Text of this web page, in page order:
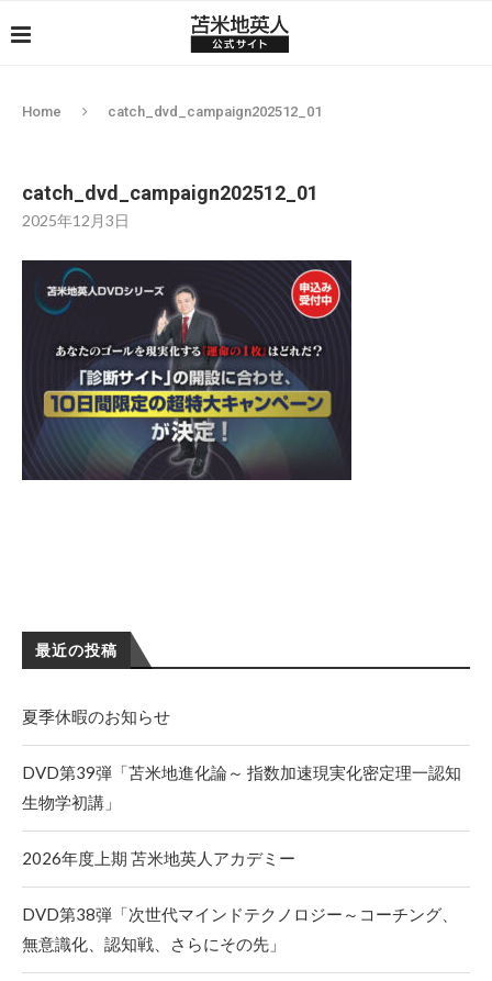
Home catch_dvd_campaign202512_01
catch_dvd_campaign202512_01
2025年12月3日
最近の投稿
夏季休暇のお知らせ
DVD第39弾「苫米地進化論～ 指数加速現実化密定理一認知
生物学初講」
2026年度上期 苫米地英人アカデミー
DVD第38弾「次世代マインドテクノロジー～コーチング、
無意識化、認知戦、さらにその先」